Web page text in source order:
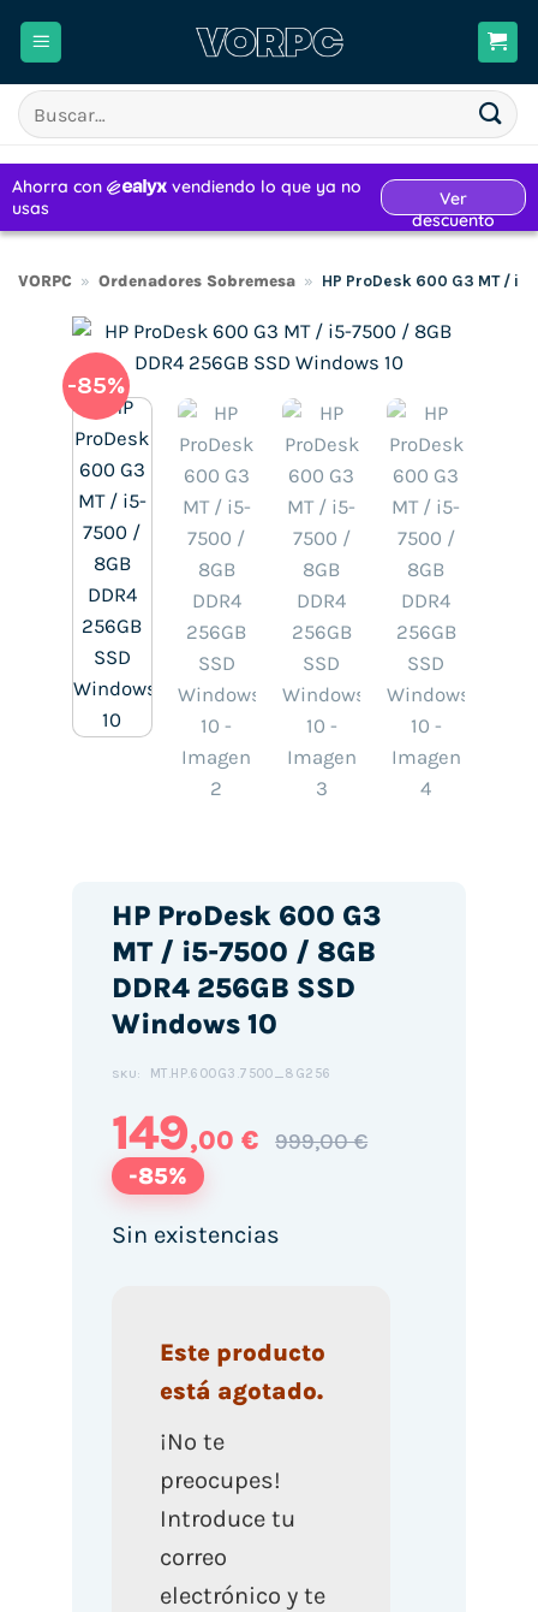
Buscar
por:
VORPC » Ordenadores Sobremesa » HP ProDesk 600 G3 MT /
-85%
HP ProDesk 600 G3
MT / i5-7500 / 8GB
DDR4 256GB SSD
Windows 10
SKU: MT.HP.600G3.7500_8G256
149,00 € 999,00 €
-85%
Sin existencias
Este producto
está agotado.
¡No te
preocupes!
Introduce tu
correo
electrónico y te